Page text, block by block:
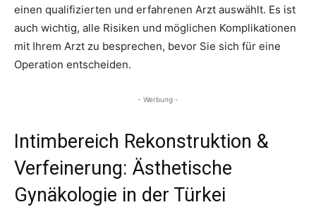
einen qualifizierten und erfahrenen Arzt auswählt. Es ist
auch wichtig, alle Risiken und möglichen Komplikationen
mit Ihrem Arzt zu besprechen, bevor Sie sich für eine
Operation entscheiden.
- Werbung -
Intimbereich Rekonstruktion &
Verfeinerung: Ästhetische
Gynäkologie in der Türkei